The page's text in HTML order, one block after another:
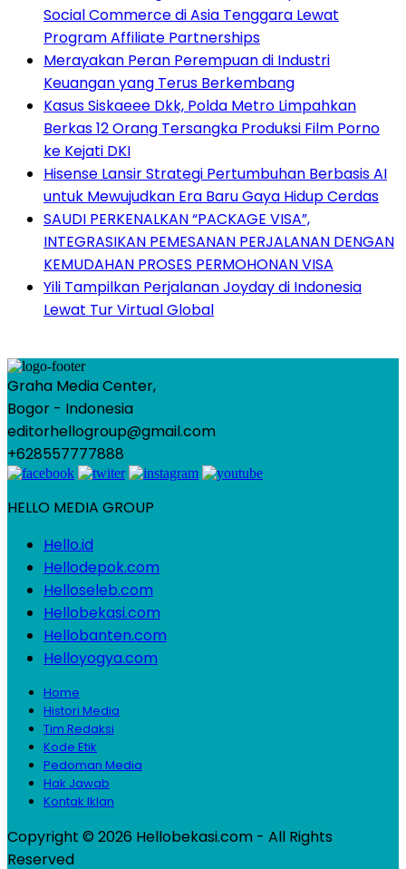
Social Commerce di Asia Tenggara Lewat
Program Affiliate Partnerships
Merayakan Peran Perempuan di Industri
Keuangan yang Terus Berkembang
Kasus Siskaeee Dkk, Polda Metro Limpahkan
Berkas 12 Orang Tersangka Produksi Film Porno
ke Kejati DKI
Hisense Lansir Strategi Pertumbuhan Berbasis AI
untuk Mewujudkan Era Baru Gaya Hidup Cerdas
SAUDI PERKENALKAN “PACKAGE VISA”,
INTEGRASIKAN PEMESANAN PERJALANAN DENGAN
KEMUDAHAN PROSES PERMOHONAN VISA
Yili Tampilkan Perjalanan Joyday di Indonesia
Lewat Tur Virtual Global
Graha Media Center,
Bogor - Indonesia
editorhellogroup@gmail.com
+628557777888
HELLO MEDIA GROUP
Hello.id
Hellodepok.com
Helloseleb.com
Hellobekasi.com
Hellobanten.com
Helloyogya.com
Home
Histori Media
Tim Redaksi
Kode Etik
Pedoman Media
Hak Jawab
Kontak Iklan
Copyright © 2026 Hellobekasi.com - All Rights
Reserved